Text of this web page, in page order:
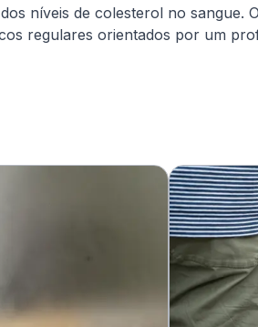
níveis de colesterol no sangue.
regulares orientados por um